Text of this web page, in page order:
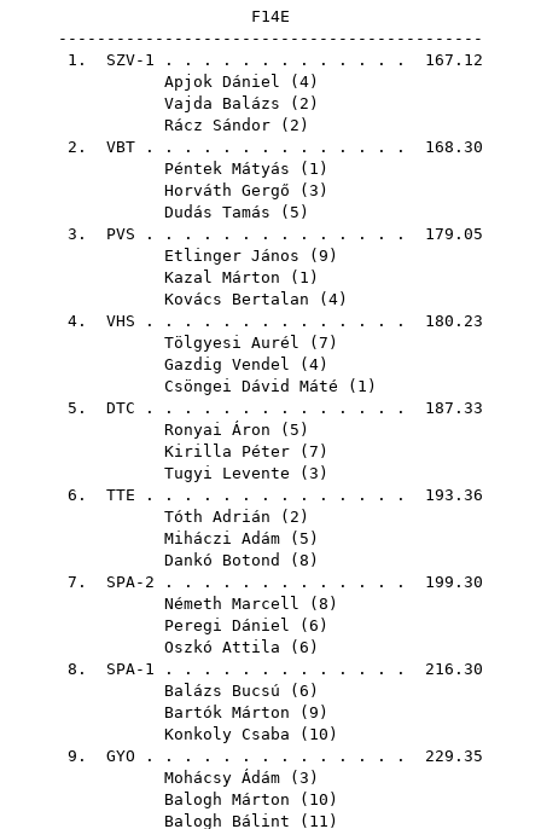
F14E
--------------------------------------------
1. SZV-1 . . . . . . . . . . . . . 167.12
Apjok Dániel ( 4)
Vajda Balázs ( 2 )
Rácz Sándor ( 2 )
2. VBT . . . . . . . . . . . . . . 168.30
Péntek Mátyás ( 1 )
Horváth Gergő ( 3 )
Dudás Tamás ( 5 )
3. PVS . . . . . . . . . . . . . . 179.05
Etlinger János ( 9 )
Kazal Márton ( 1 )
Kovács Bertalan ( 4)
4. VHS . . . . . . . . . . . . . . 180.23
Tölgyesi Aurél ( 7 )
Gazdig Vendel ( 4)
Csöngei Dávid Máté ( 1 )
5. DTC . . . . . . . . . . . . . . 187.33
Ronyai Áron ( 5 )
Kirilla Péter ( 7 )
Tugyi Levente ( 3 )
6. TTE . . . . . . . . . . . . . . 193.36
Tóth Adrián ( 2 )
Miháczi Adám ( 5 )
Dankó Botond
( 8 )
7. SPA-2 . . . . . . . . . . . . . 199.30
Németh Marcell ( 8 )
Peregi Dániel ( 6 )
Oszkó Attila ( 6 )
8. SPA-1 . . . . . . . . . . . . . 216.30
Balázs Bucsú ( 6 )
Bartók Márton ( 9 )
Konkoly Csaba ( 10 )
9. GYO . . . . . . . . . . . . . . 229.35
Mohácsy Ádám ( 3 )
Balogh Márton ( 10 )
Balogh Bálint ( 11 )